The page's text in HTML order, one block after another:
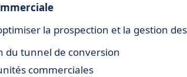
la prospection et la gestion
du tunnel de conversion
commerciales